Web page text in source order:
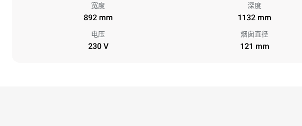
宽度
892 mm
深度
1132 mm
电压
230 V
烟囱直径
121 mm